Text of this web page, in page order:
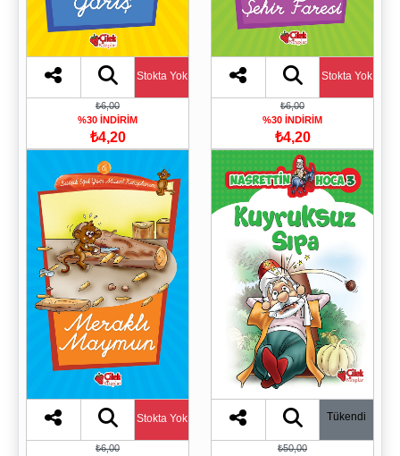
Stokta Yok
₺6,00
%30 İNDİRİM
₺4,20
Stokta Yok
₺6,00
%30 İNDİRİM
₺4,20
Stokta Yok
₺6,00
Tükendi
₺50,00